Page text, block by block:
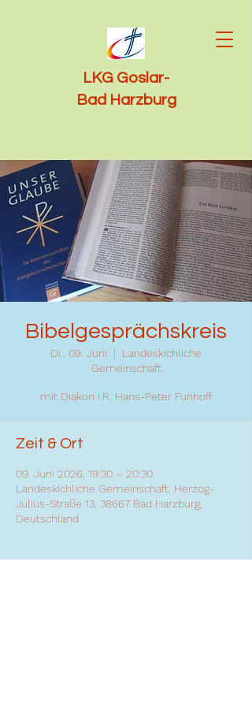
LKG Goslar-
Bad Harzburg
Bibelgesprächskreis
Di., 09. Juni
  |
Landeskichliche
Gemeinschaft
mit Diakon i.R. Hans-Peter Funhoff
Zeit & Ort
09. Juni 2026, 19:30 – 20:30
Landeskichliche Gemeinschaft, Herzog-
Julius-Straße 13, 38667 Bad Harzburg,
Deutschland